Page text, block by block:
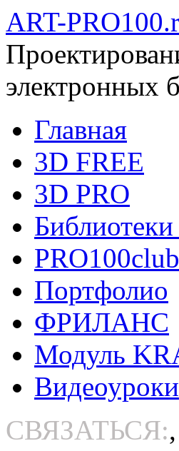
ART-
электронных
Главная
3D FREE
3D PRO
PRO100club
Портфолио
ФРИЛАНС
Модуль
Видеоуроки
СВЯЗАТЬСЯ: